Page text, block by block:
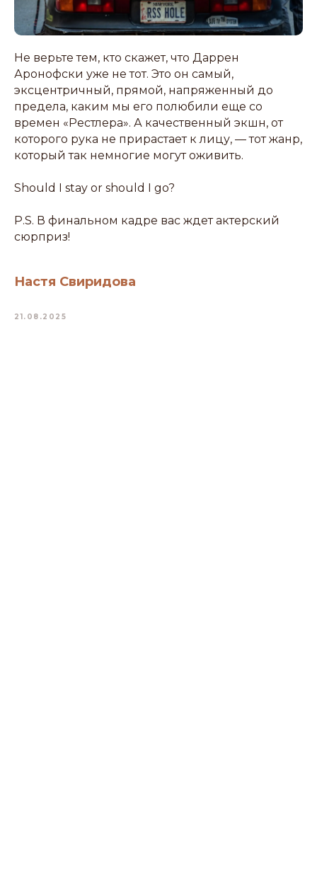
Не верьте тем, кто скажет, что Даррен
Аронофски уже не тот. Это он самый,
эксцентричный, прямой, напряженный до
предела, каким мы его полюбили еще со
времен «Рестлера». А качественный экшн, от
которого рука не прирастает к лицу, — тот жанр,
который так немногие могут оживить.
Should I stay or should I go?
P.S. В финальном кадре вас ждет актерский
сюрприз!
Настя Свиридова
21.08.2025